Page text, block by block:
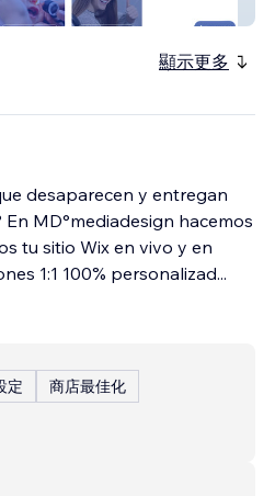
顯示更多
desaparecen y entregan
MD°mediadesign hacemos
tu sitio Wix en vivo y en
1:1 100% personalizad...
定
商店最佳化